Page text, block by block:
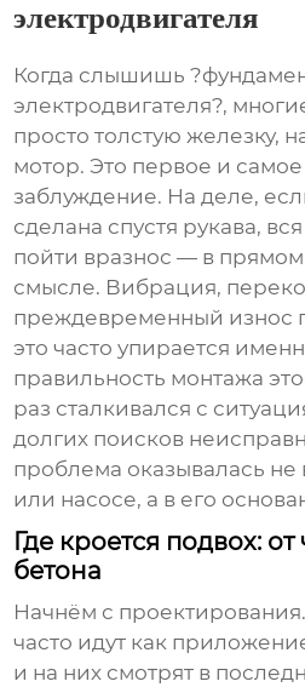
электродвигателя
Когда слышишь
электродвигателя?,
просто толстую железку,
мотор. Это первое и
заблуждение. На деле,
сделана спустя рукава,
пойти вразнос — в
смысле. Вибрация,
преждевременный износ
это часто упирается
правильность монтажа
раз сталкивался с
долгих поисков
проблема оказывалась не
или насосе, а в его
Где кроется подвох:
бетона
Начнём с
часто идут как
и на них смотрят в